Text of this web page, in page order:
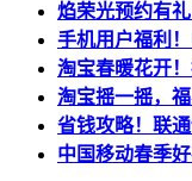
焰荣光预约有
手机用户福利
淘宝春暖花开
淘宝摇一摇，
省钱攻略！联
中国移动春季